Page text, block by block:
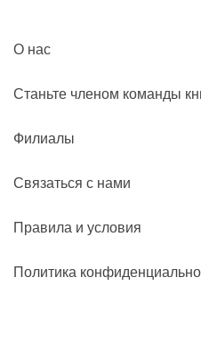
О нас
Станьте членом команды
Филиалы
Связаться с нами
Правила и условия
Политика